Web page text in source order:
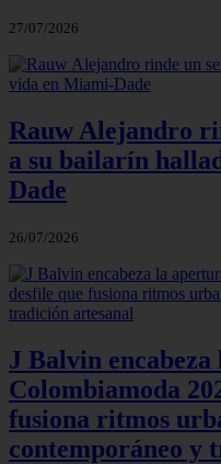
27/07/2026
Rauw Alejandro
a su bailarín
Dade
26/07/2026
J Balvin
Colombiamoda
fusiona ritmos
contemporáneo y